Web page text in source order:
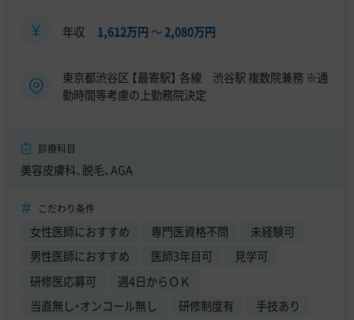
年収 1,612万円 〜2,080万円
東京都渋谷区 【最寄駅】 各線 渋谷駅 複数院兼務 ※通
勤時間等考慮の上勤務院決定
診療科目
美容皮膚科、脱毛、AGA
こだわり条件
女性医師におすすめ 専門医資格不問
未経験可
男性医師におすすめ
医師3年目可
見学可
研修医応募可
週4日からＯＫ
当直無し・オンコール無し
研修制度有
手技あり